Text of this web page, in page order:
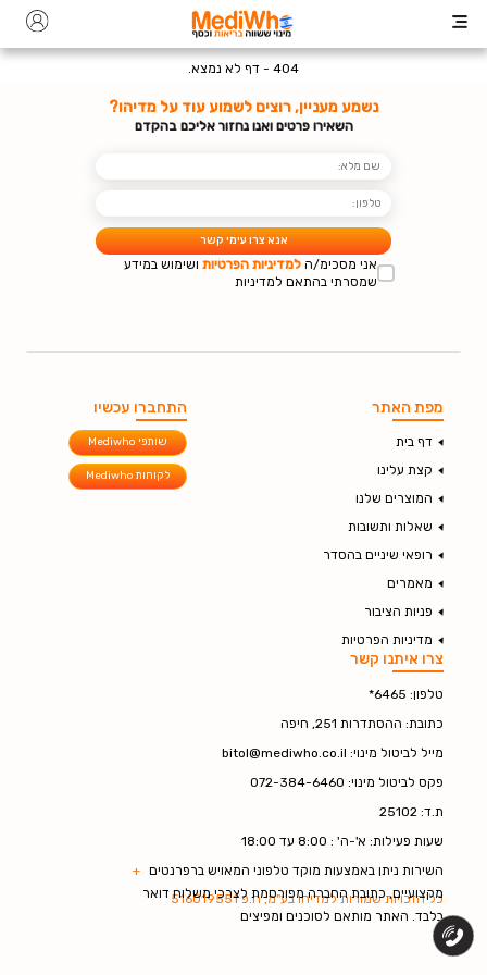
דף לא נמצא
404 - דף לא נמצא.
נשמע מעניין, רוצים לשמוע עוד על מדיהו?
השאירו פרטים ואנו נחזור אליכם בהקדם
אנא צרו עימי קשר
אני מסכימ/ה למדיניות הפרטיות ושימוש במידע
שמסרתי בהתאם למדיניות
התחברו עכשיו
שותפי Mediwho
לקוחות Mediwho
צרו איתנו קשר
טלפון: 6465*
כתובת: ההסתדרות 251, חיפה
מייל לביטול מינוי: bitol@mediwho.co.il
פקס לביטול מינוי: 072-384-6460
ת.ד: 25102
שעות פעילות: א'-ה' : 8:00 עד 18:00
השירות ניתן באמצעות מוקד טלפוני המאויש ברפרנטים
מקצועיים, כתובת החברה מפורסמת לצרכי משלוח דואר
בלבד. האתר מותאם לסוכנים ומפיצים
+
כל הזכויות שמורות למדיהו בע"מ, ח.פ 516019551
מפת האתר
דף בית
קצת עלינו
המוצרים שלנו
שאלות ותשובות
רופאי שיניים בהסדר
מאמרים
פניות הציבור
מדיניות הפרטיות